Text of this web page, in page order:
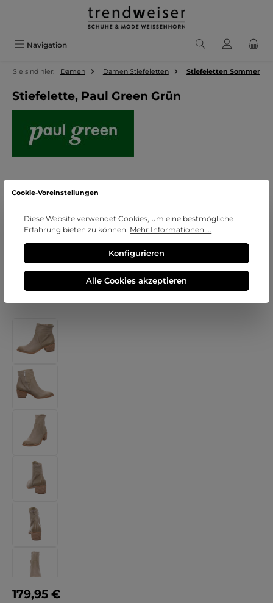
Zum Hauptinhalt springen
Navigation
Sie sind hier: Damen Damen Stiefeletten Stiefeletten Sommer
Stiefelette, Paul Green Grün
Regulärer Preis:
179,95 €
Cookie-Voreinstellungen
Diese Website verwendet Cookies, um eine bestmögliche
Erfahrung bieten zu können. Mehr Informationen ...
Konfigurieren
Alle Cookies akzeptieren